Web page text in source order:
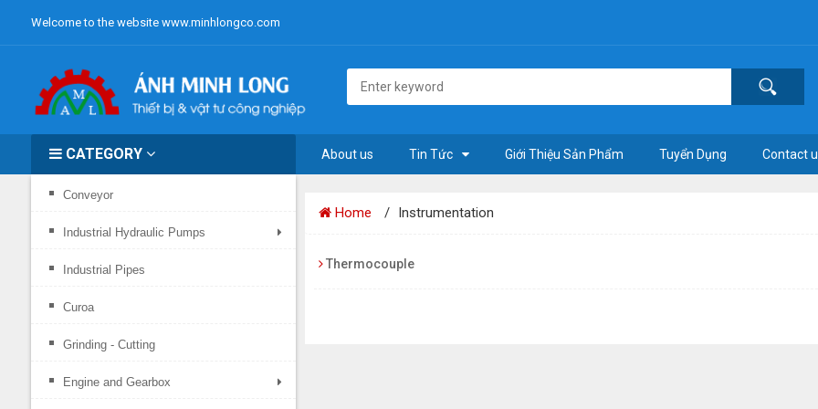
Welcome to the website www.minhlongco.com
CATEGORY About us Tin Tức Giới Thiệu Sản Phẩm Tuyển Dụng Contact
Conveyor
Industrial Hydraulic Pumps
Industrial Pipes
Curoa
Grinding - Cutting
Engine and Gearbox
Home Instrumentation
Thermocouple